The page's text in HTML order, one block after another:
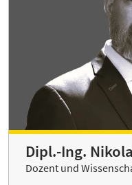
Dipl.-Ing.
Dozent und